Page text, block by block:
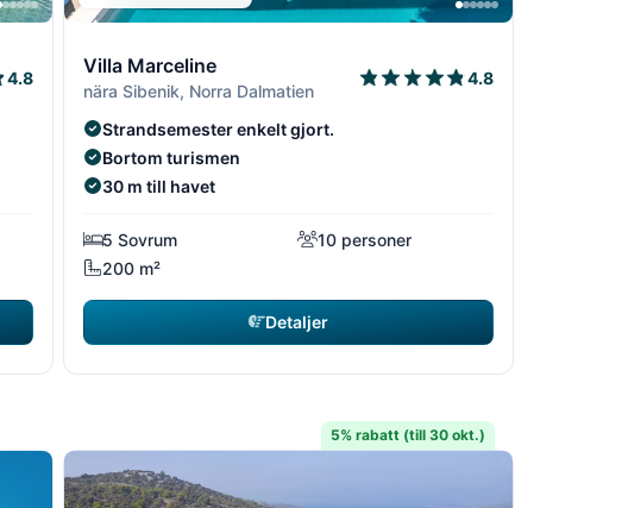
4.8
Villa Marceline
nära Sibenik, Norra Dalmatien
4.8
Strandsemester enkelt gjort.
Bortom turismen
30 m till havet
5 Sovrum
10 personer
200 m²
Detaljer
5% rabatt (till 30 okt.)